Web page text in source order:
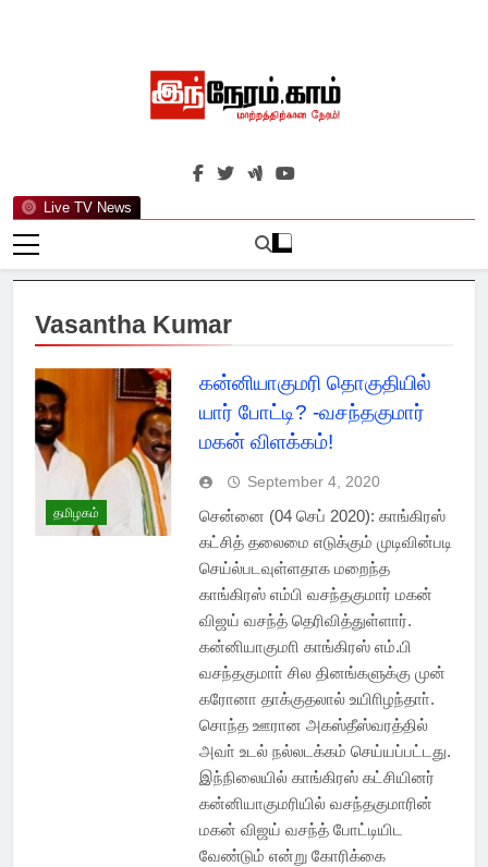
Live TV News
இந்நேரம்.காம்
செய்திகளுக்கு அப்பால்…
Vasantha Kumar
தமிழகம்
கன்னியாகுமரி தொகுதியில்
யார் போட்டி? -வசந்தகுமார்
மகன் விளக்கம்!
September 4, 2020
சென்னை (04 செப் 2020): காங்கிரஸ்
கட்சித் தலைமை எடுக்கும் முடிவின்படி
செய்ல்படவுள்ளதாக மறைந்த
காங்கிரஸ் எம்பி வசந்தகுமார் மகன்
விஜய் வசந்த் தெரிவித்துள்ளார்.
கன்னியாகுமாி காங்கிரஸ் எம்.பி
வசந்தகுமாா் சில தினங்களுக்கு முன்
கரோனா தாக்குதலால் உயிாிழந்தாா்.
சொந்த ஊரான அகஸ்தீஸ்வரத்தில்
அவா் உடல் நல்லடக்கம் செய்யப்பட்டது.
இந்நிலையில் காங்கிரஸ் கட்சியினர்
கன்னியாகுமரியில் வசந்தகுமாரின்
மகன் விஜய் வசந்த் போட்டியிட
வேண்டும் என்று கோரிக்கை